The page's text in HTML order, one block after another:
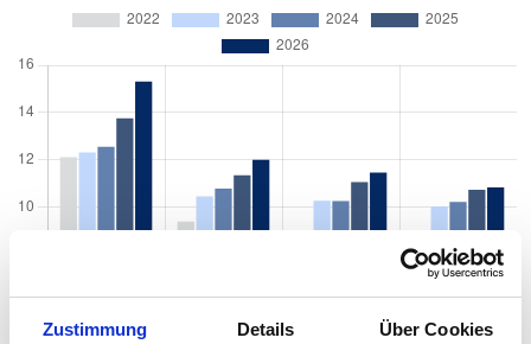
Zustimmung Details Über Cookies